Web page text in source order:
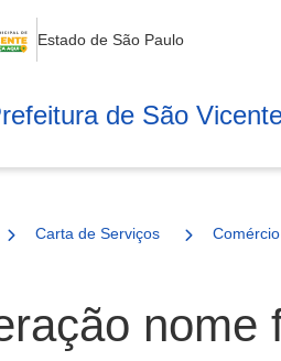
Estado de São Paulo
de São
Inicial
Carta de Serviços
nome